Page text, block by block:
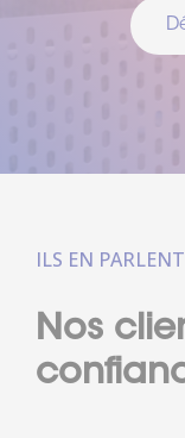
ILS EN PARLENT
Nos